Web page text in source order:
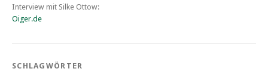
Interview mit Silke Ottow:
Oiger.de
SCHLAGWÖRTER